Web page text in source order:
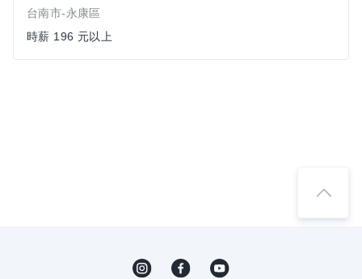
台南市-永康區
時薪 196 元以上